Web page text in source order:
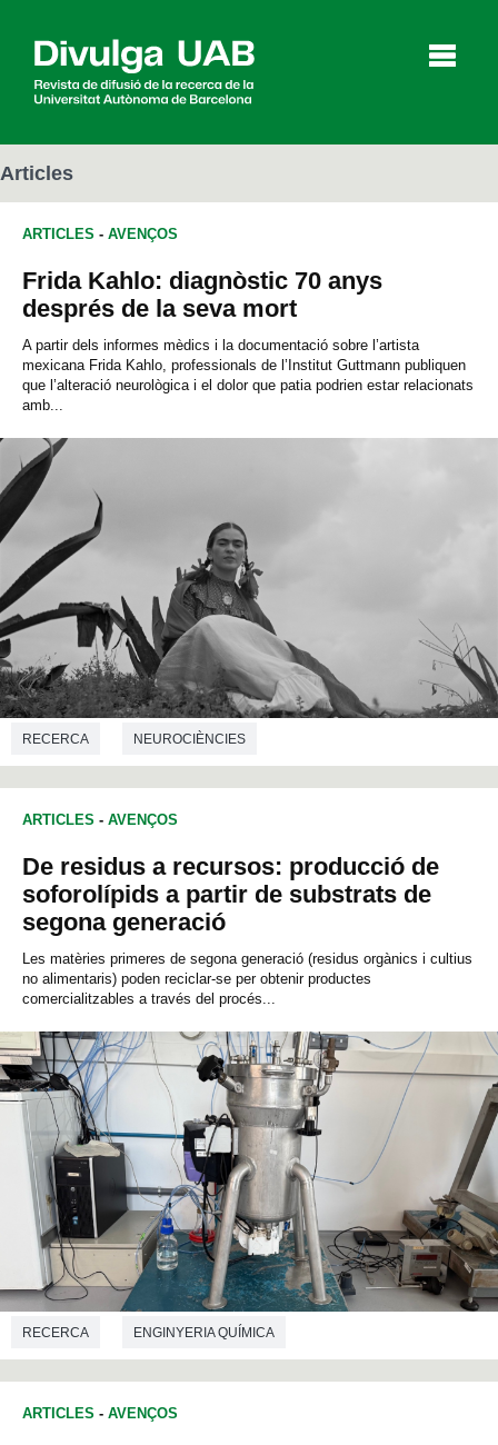
Articles Entrevistes
Agenda
Articles
ARTICLES - AVENÇOS
Frida Kahlo: diagnòstic 70 anys
després de la seva mort
A partir dels informes mèdics i la documentació sobre l’artista
mexicana Frida Kahlo, professionals de l’Institut Guttmann publiquen
que l’alteració neurològica i el dolor que patia podrien estar relacionats
amb...
RECERCA NEUROCIÈNCIES
ARTICLES - AVENÇOS
De residus a recursos: producció de
soforolípids a partir de substrats de
segona generació
Les matèries primeres de segona generació (residus orgànics i cultius
no alimentaris) poden reciclar-se per obtenir productes
comercialitzables a través del procés...
RECERCA ENGINYERIA QUÍMICA
ARTICLES - AVENÇOS